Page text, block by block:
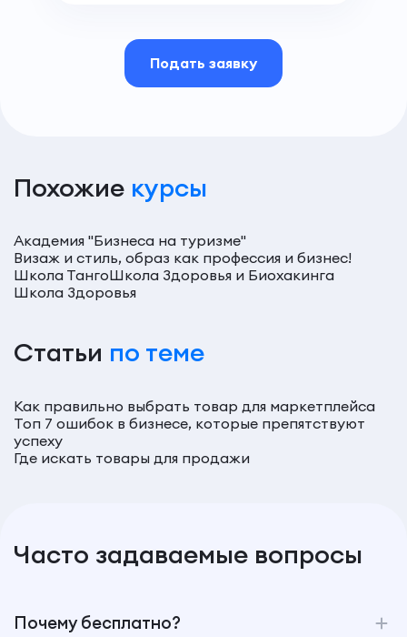
Подать заявку
Похожие курсы
Академия "Бизнеса на туризме"
Визаж и стиль, образ как профессия и бизнес!
Школа ТангоШкола Здоровья и Биохакинга
Школа Здоровья
Статьи по теме
Как правильно выбрать товар для маркетплейса
Топ 7 ошибок в бизнесе, которые препятствуют
успеху
Где искать товары для продажи
Часто задаваемые вопросы
Почему бесплатно?